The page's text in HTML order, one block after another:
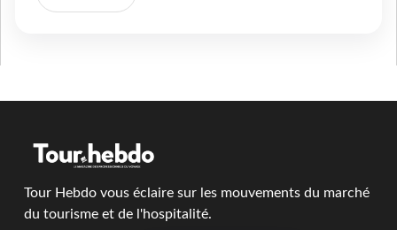
Tour Hebdo vous éclaire sur les mouvements du marché
du tourisme et de l'hospitalité.